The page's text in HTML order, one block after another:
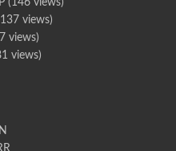
(146 views)
views)
views)
views)